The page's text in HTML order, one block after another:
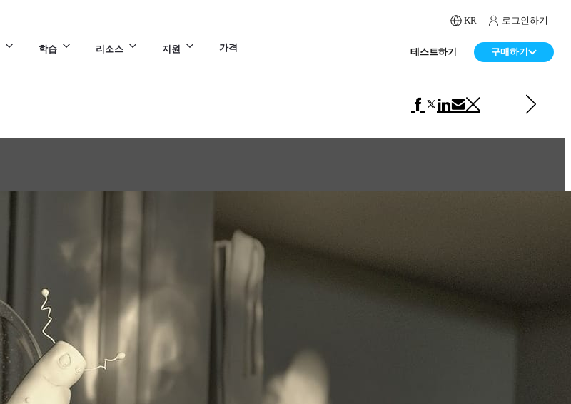
KR 로그인하기
학습 리소스 지원 가격 테스트하기 구매하기
Mr. Ladybird